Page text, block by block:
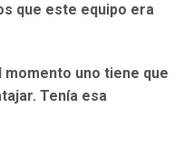
que este equipo era
momento uno tiene que
Tenía esa